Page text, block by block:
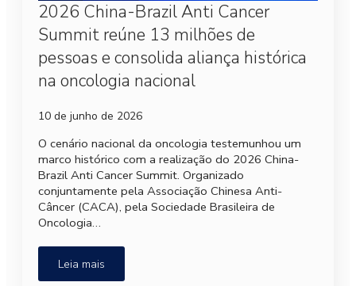
2026 China-Brazil Anti Cancer
Summit reúne 13 milhões de
pessoas e consolida aliança histórica
na oncologia nacional
10 de junho de 2026
O cenário nacional da oncologia testemunhou um
marco histórico com a realização do 2026 China-
Brazil Anti Cancer Summit. Organizado
conjuntamente pela Associação Chinesa Anti-
Câncer (CACA), pela Sociedade Brasileira de
Oncologia…
Leia mais